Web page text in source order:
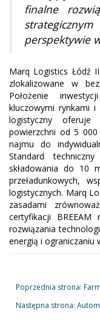
finalne
perspektywie
Marq Logistics Łódź
zlokalizowane w
Położenie
kluczowymi rynkami
logistyczny oferuje
powierzchni od 5
najmu do
Standard
składowania do 10
przeładunkowych,
logistycznych. Marq
zasadami
certyfikacji
rozwiązania
energią i ograniczaniu
Poprzednia strona:
Następna strona: